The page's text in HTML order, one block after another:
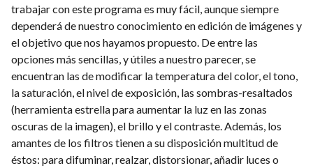
trabajar con este programa es muy fácil, aunque siempre
dependerá de nuestro conocimiento en edición de imágenes y
el objetivo que nos hayamos propuesto. De entre las
opciones más sencillas, y útiles a nuestro parecer, se
encuentran las de modificar la temperatura del color, el tono,
la saturación, el nivel de exposición, las sombras-resaltados
(herramienta estrella para aumentar la luz en las zonas
oscuras de la imagen), el brillo y el contraste. Además, los
amantes de los filtros tienen a su disposición multitud de
éstos: para difuminar, realzar, distorsionar, añadir luces o